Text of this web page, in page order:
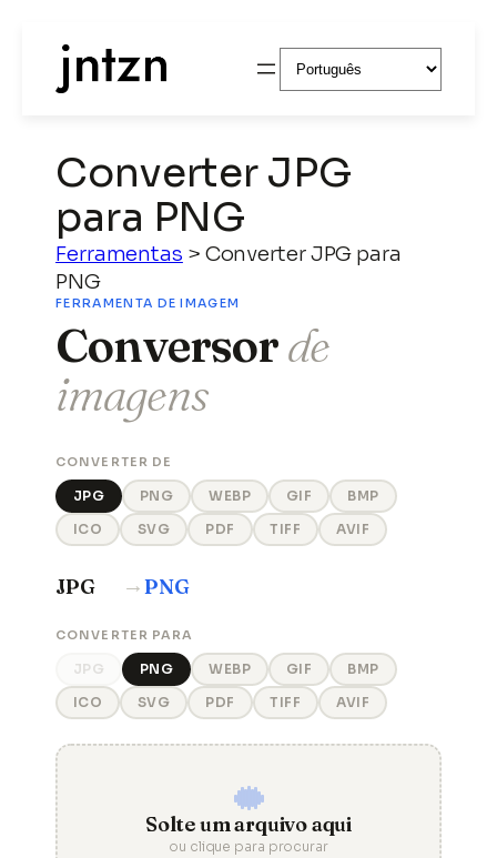
Escolha
um
Converter JPG
para PNG
Ferramentas > Converter JPG para
PNG
FERRAMENTA DE IMAGEM
Conversorde
imagens
CONVERTER DE
JPG PNG WEBP GIF
BMP
ICO
SVG PDF TIFF AVIF
JPG →PNG
CONVERTER PARA
JPG PNG WEBP GIF
BMP
ICO
SVG PDF TIFF AVIF
Solte um arquivo aqui
ou clique para procurar